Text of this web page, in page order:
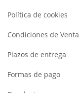
Política de cookies
Condiciones de Venta
Plazos de entrega
Formas de pago